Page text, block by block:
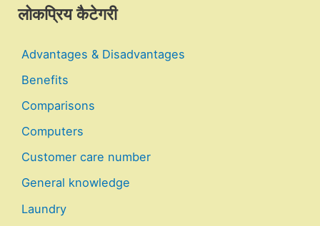
लोकप्रिय कैटेगरी
Advantages & Disadvantages
Benefits
Comparisons
Computers
Customer care number
General knowledge
Laundry